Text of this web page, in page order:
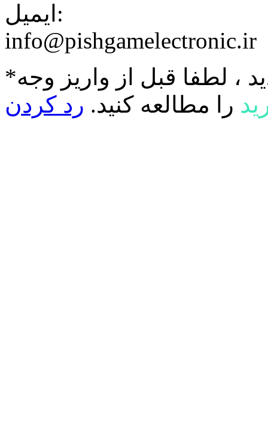
ایمیل:
info@pishgamelectronic.ir
، لطفا قبل از واریز وجه
را مطالعه کنید. رد کردن